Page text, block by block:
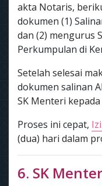
akta Notaris,
dokumen (1)
dan (2) mengurus
Perkumpulan di
Setelah selesai
dokumen salinan
SK Menteri
Proses ini cepat,
(dua) hari dalam
6. SK